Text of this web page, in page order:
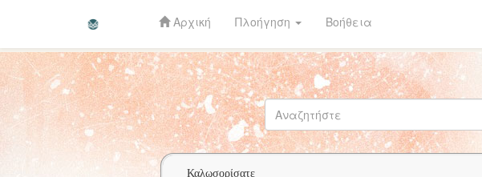
Skip
navigation
Αρχική Πλοήγηση Βοήθεια
Καλωσορίσατε